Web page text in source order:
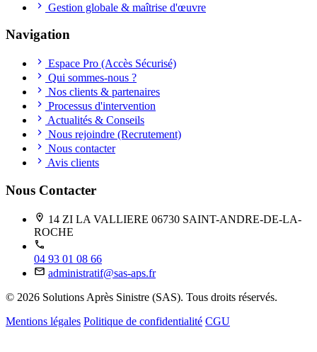
Gestion globale & maîtrise d'œuvre
Navigation
Espace Pro (Accès Sécurisé)
Qui sommes-nous ?
Nos clients & partenaires
Processus d'intervention
Actualités & Conseils
Nous rejoindre (Recrutement)
Nous contacter
Avis clients
Nous Contacter
14 ZI LA VALLIERE 06730 SAINT-ANDRE-DE-LA-
ROCHE
04 93 01 08 66
administratif@sas-aps.fr
© 2026 Solutions Après Sinistre (SAS). Tous droits réservés.
Mentions légales Politique de confidentialité CGU